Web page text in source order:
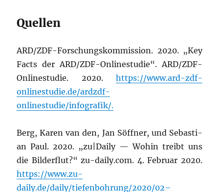
Quellen
ARD/ZDF-For­schungs­kom­mis­si­on. 2020. „Key
Facts der ARD/ZDF-Online­stu­die“. ARD/ZDF-
Online­stu­die. 2020. https://www.ard-zdf-
onlinestudie.de/ardzdf-
onlinestudie/infografik/.
Berg, Karen van den, Jan Söff­ner, und Sebas­ti­
an Paul. 2020. „zu|Daily — Wohin treibt uns
die Bil­der­flut?“ zu-daily.com. 4. Febru­ar 2020.
https://www.zu-
daily.de/daily/tiefenbohrung/2020/02–